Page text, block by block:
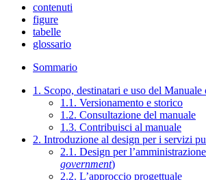
contenuti
figure
tabelle
glossario
Sommario
1. Scopo, destinatari e uso del
1.1. Versionamento e storico
1.2. Consultazione del manuale
1.3. Contribuisci al manuale
2. Introduzione al design per i servizi
2.1. Design per
government)
2.2. L’approccio progettuale